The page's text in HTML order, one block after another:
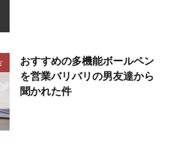
おすすめの多機能ボールペン
を営業バリバリの男友達から
聞かれた件